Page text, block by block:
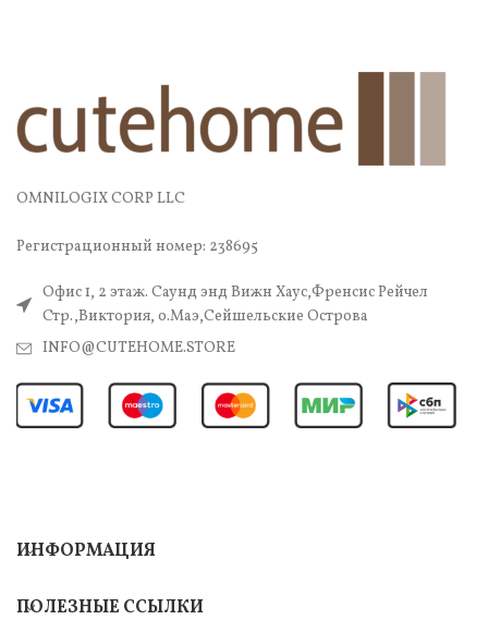
OMNILOGIX CORP LLC
Регистрационный номер: 238695
Офис 1, 2 этаж. Саунд энд Вижн Хаус,Френсис Рейчел
Стр.,Виктория, о.Маэ,Сейшельские Острова
INFO@CUTEHOME.STORE
ИНФОРМАЦИЯ
ПОЛЕЗНЫЕ ССЫЛКИ